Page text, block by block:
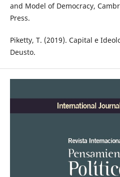
and Model of Democracy,
Press.
Piketty, T. (2019). Capital e
Deusto.